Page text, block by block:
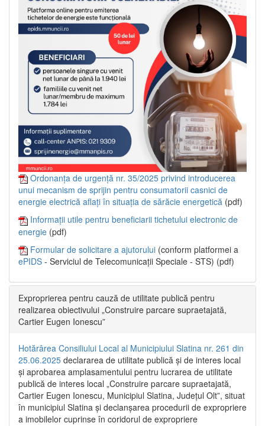
Ordonanța de urgență nr. 35/2025 privind introducerea
unui mecanism de sprijin pentru consumatorii casnici de
energie electrică aflați în situația de sărăcie energetică (pdf)
Informații utile pentru beneficiarii tichetului electronic de
energie (pdf)
Formular de solicitare a ajutorului (conform platformei a
ePIDS - Serviciul de Telecomunicații Speciale - STS) (pdf)
Exproprierea pentru cauză de utilitate publică pentru
realizarea obiectivului „Construire parcare supraetajată,
Cartier Eugen Ionescu”
Hotărârea Consiliului Local al Municipiului Slatina nr. 261 din
25.06.2025 declararea de utilitate publică și de interes local
și aprobarea amplasamentului pentru lucrarea de utilitate
publică de interes local „Construire parcare supraetajată,
Cartier Eugen Ionescu, Municipiul Slatina, Județul Olt”, situat
în municipiul Slatina și declanșarea procedurii de expropriere
a imobilelor cuprinse în coridorul de expropriere